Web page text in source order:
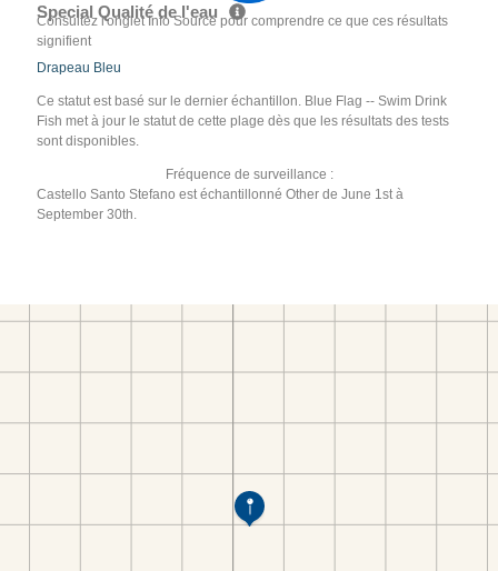
Special Qualité de l'eau
Consultez l'onglet Info Source pour comprendre ce que ces résultats
signifient
Drapeau Bleu
Ce statut est basé sur le dernier échantillon. Blue Flag -- Swim Drink
Fish met à jour le statut de cette plage dès que les résultats des tests
sont disponibles.
Fréquence de surveillance :
Castello Santo Stefano est échantillonné Other de June 1st à
September 30th.